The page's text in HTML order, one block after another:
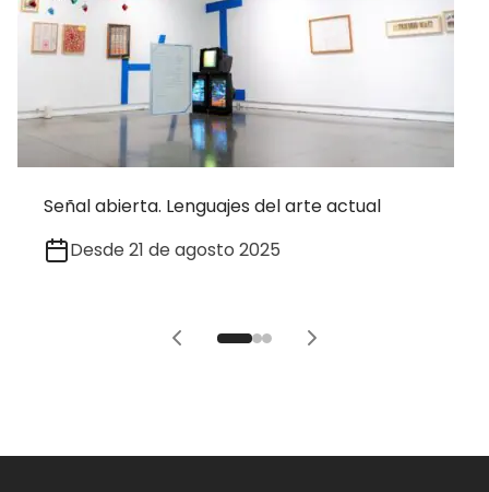
Señal abierta. Lenguajes del arte actual
Desde 21 de agosto 2025